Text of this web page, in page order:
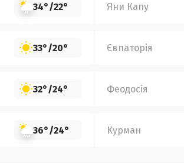
34°/22° Яни Капу
33°/20° Євпаторія
32°/24° Феодосія
36°/24° Курман